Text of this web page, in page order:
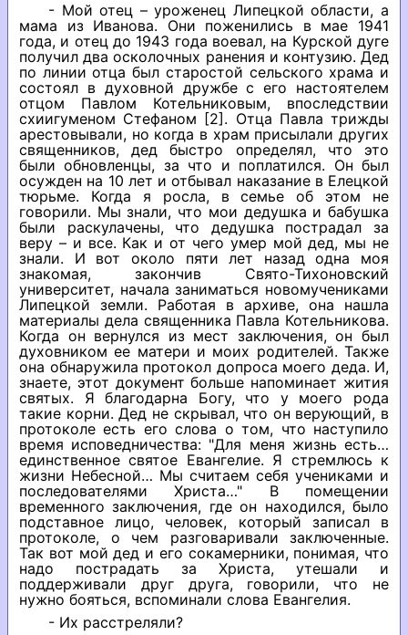
- Мой отец – уроженец Липецкой области, а
мама из Иванова. Они поженились в мае 1941
года, и отец до 1943 года воевал, на Курской дуге
получил два осколочных ранения и контузию. Дед
по линии отца был старостой сельского храма и
состоял в духовной дружбе с его настоятелем
отцом Павлом Котельниковым, впоследствии
схиигуменом Стефаном [2]. Отца Павла трижды
арестовывали, но когда в храм присылали других
священников, дед быстро определял, что это
были обновленцы, за что и поплатился. Он был
осужден на 10 лет и отбывал наказание в Елецкой
тюрьме. Когда я росла, в семье об этом не
говорили. Мы знали, что мои дедушка и бабушка
были раскулачены, что дедушка пострадал за
веру – и все. Как и от чего умер мой дед, мы не
знали. И вот около пяти лет назад одна моя
знакомая, закончив Свято-Тихоновский
университет, начала заниматься новомучениками
Липецкой земли. Работая в архиве, она нашла
материалы дела священника Павла Котельникова.
Когда он вернулся из мест заключения, он был
духовником ее матери и моих родителей. Также
она обнаружила протокол допроса моего деда. И,
знаете, этот документ больше напоминает жития
святых. Я благодарна Богу, что у моего рода
такие корни. Дед не скрывал, что он верующий, в
протоколе есть его слова о том, что наступило
время исповедничества: "Для меня жизнь есть…
единственное святое Евангелие. Я стремлюсь к
жизни Небесной… Мы считаем себя учениками и
последователями Христа…" В помещении
временного заключения, где он находился, было
подставное лицо, человек, который записал в
протоколе, о чем разговаривали заключенные.
Так вот мой дед и его сокамерники, понимая, что
надо пострадать за Христа, утешали и
поддерживали друг друга, говорили, что не
нужно бояться, вспоминали слова Евангелия.
- Их расстреляли?